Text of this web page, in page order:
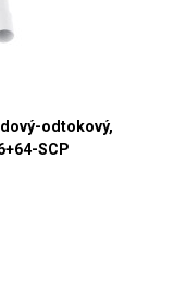
odtokový,
SCP